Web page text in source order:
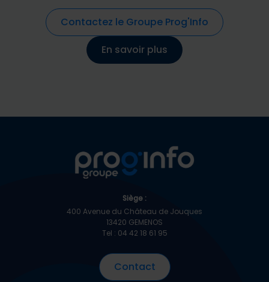
Contactez le Groupe Prog'Info
En savoir plus
Siège :
400 Avenue du Château de Jouques
13420 GEMENOS
Tel : 04 42 18 61 95
Contact